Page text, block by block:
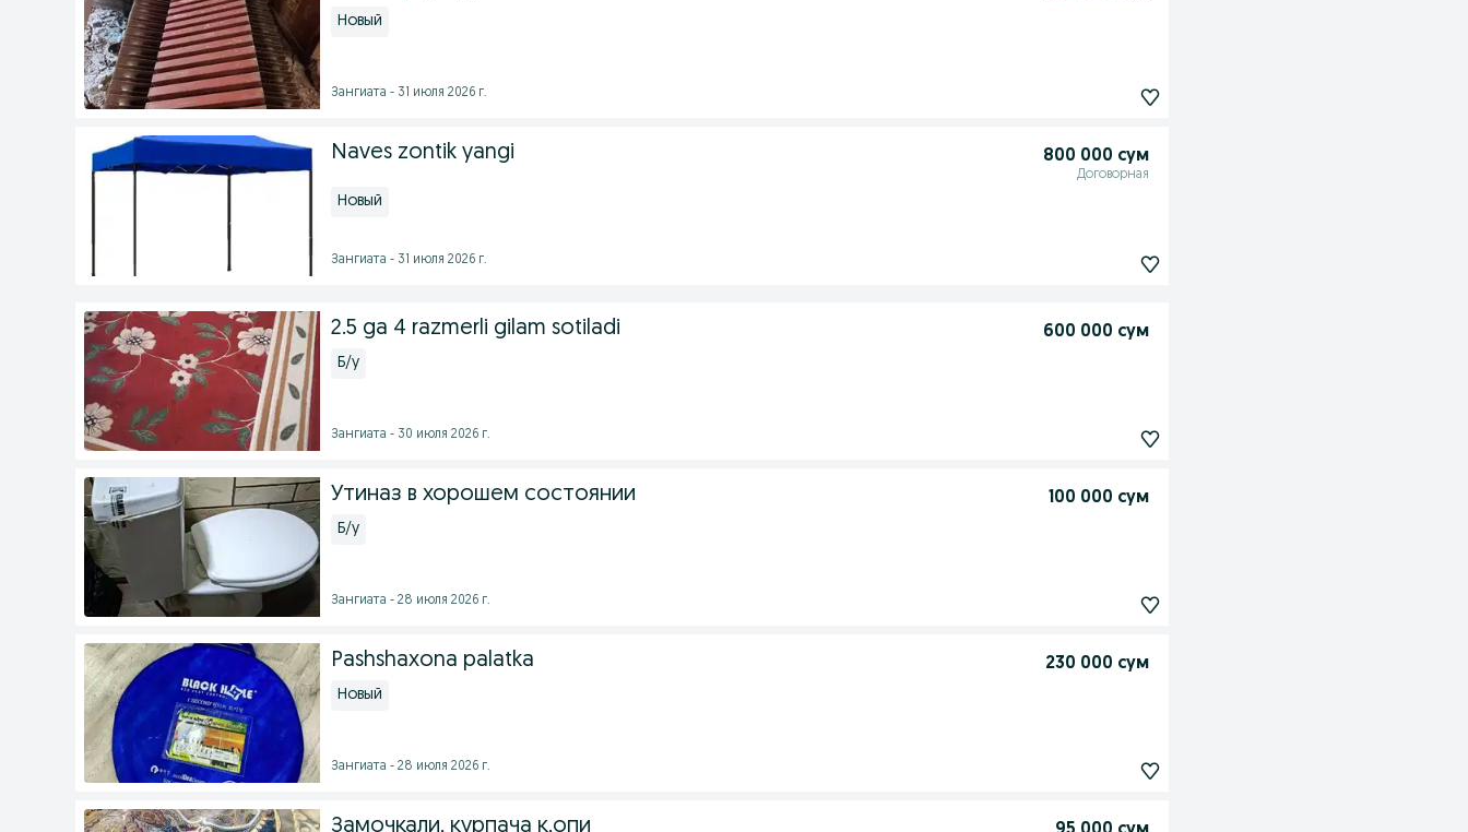
Новый
Зангиата - 31 июля 2026 г.
Naves zontik yangi 800 000 сум
Договорная
Новый
Зангиата - 31 июля 2026 г.
2.5 ga 4 razmerli gilam sotiladi 600 000 сум
Б/у
Зангиата - 30 июля 2026 г.
Утиназ в хорошем состоянии 100 000 сум
Б/у
Зангиата - 28 июля 2026 г.
Pashshaxona palatka 230 000 сум
Новый
Зангиата - 28 июля 2026 г.
Замочкали, курпача к,опи